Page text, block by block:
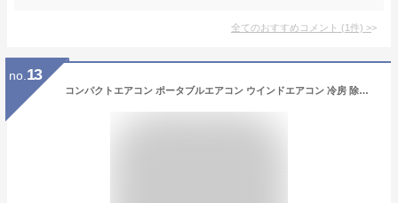
全てのおすすめコメント (1件) >
no. 13
コンパクトエアコン ポータブルエアコン ウインドエアコン 冷房 除湿 スポットクーラー キャンプ 車中泊 アウトドア 省エネ 移動式 室外機なし